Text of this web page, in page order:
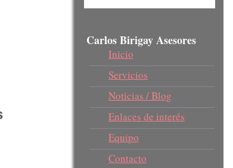
Carlos Birigay Asesores
Inicio
Servicios
Noticias / Blog
Enlaces de interés
Equipo
Contacto